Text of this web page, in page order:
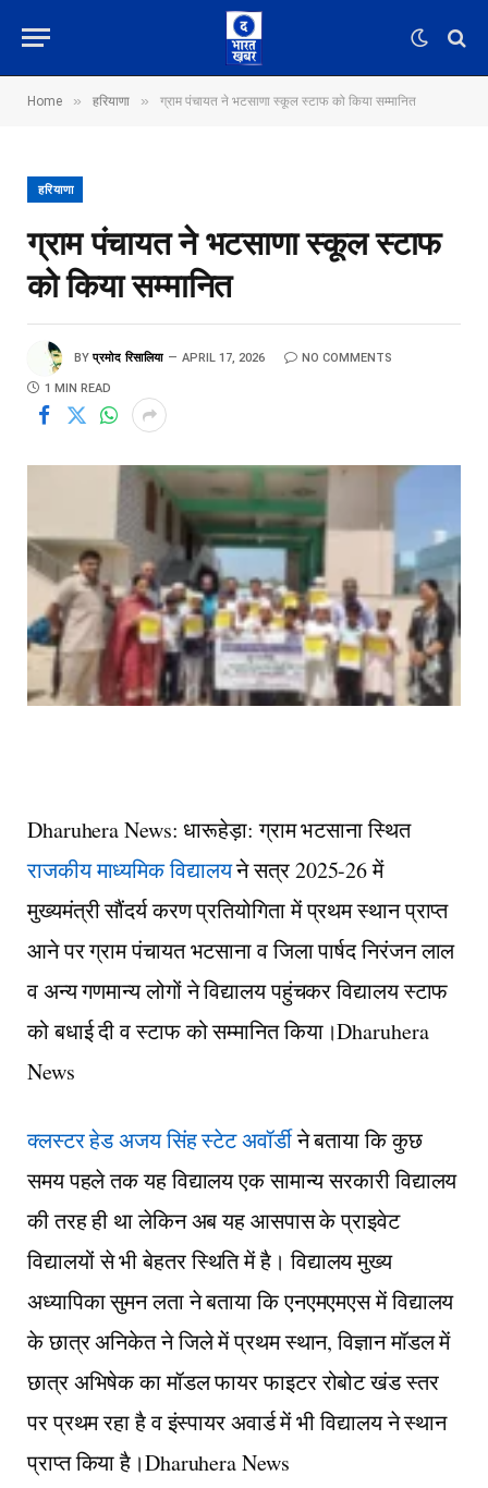
Home » हरियाणा » ग्राम पंचायत ने भटसाणा स्कूल स्टाफ को किया सम्मानित
हरियाणा
ग्राम पंचायत ने भटसाणा स्कूल स्टाफ
को किया सम्मानित
BY प्रमोद रिसालिया APRIL 17, 2026 NO COMMENTS
1 MIN READ
Dharuhera News: धारूहेड़ा: ग्राम भटसाना स्थित
राजकीय माध्यमिक विद्यालयने सत्र 2025-26 में
मुख्यमंत्री सौंदर्य करण प्रतियोगिता में प्रथम स्थान प्राप्त
आने पर ग्राम पंचायत भटसाना व जिला पार्षद निरंजन लाल
व अन्य गणमान्य लोगों ने विद्यालय पहुंचकर विद्यालय स्टाफ
को बधाई दी व स्टाफ को सम्मानित किया।Dharuhera
News
क्लस्टर हेड अजय सिंह स्टेट अवॉर्डीने बताया कि कुछ
समय पहले तक यह विद्यालय एक सामान्य सरकारी विद्यालय
की तरह ही था लेकिन अब यह आसपास के प्राइवेट
विद्यालयों से भी बेहतर स्थिति में है। विद्यालय मुख्य
अध्यापिका सुमन लता ने बताया कि एनएमएमएस में विद्यालय
के छात्र अनिकेत ने जिले में प्रथम स्थान, विज्ञान मॉडल में
छात्र अभिषेक का मॉडल फायर फाइटर रोबोट खंड स्तर
पर प्रथम रहा है व इंस्पायर अवार्ड में भी विद्यालय ने स्थान
प्राप्त किया है।Dharuhera News